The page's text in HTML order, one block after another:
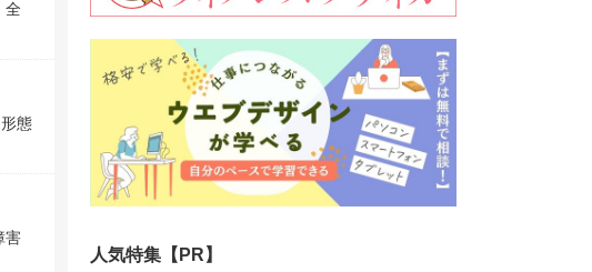
全
態
害
人気特集【PR】